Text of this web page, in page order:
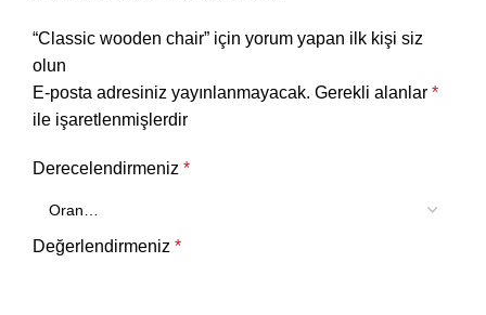
“Classic wooden chair” için yorum yapan ilk kişi siz
olun
E-posta adresiniz yayınlanmayacak. Gerekli alanlar *
ile işaretlenmişlerdir
Derecelendirmeniz *
Değerlendirmeniz *